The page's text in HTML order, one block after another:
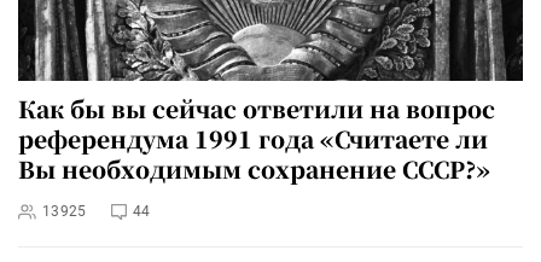
Как бы вы сейчас ответили на вопрос
референдума 1991 года «Считаете ли
Вы необходимым сохранение СССР?»
13925 44